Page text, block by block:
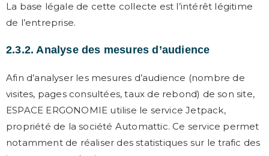
La base légale de cette collecte est l’intérêt légitime
de l’entreprise.
2.3.2. Analyse des mesures d’audience
Afin d’analyser les mesures d’audience (nombre de
visites, pages consultées, taux de rebond) de son site,
ESPACE ERGONOMIE utilise le service Jetpack,
propriété de la société Automattic. Ce service permet
notamment de réaliser des statistiques sur le trafic des